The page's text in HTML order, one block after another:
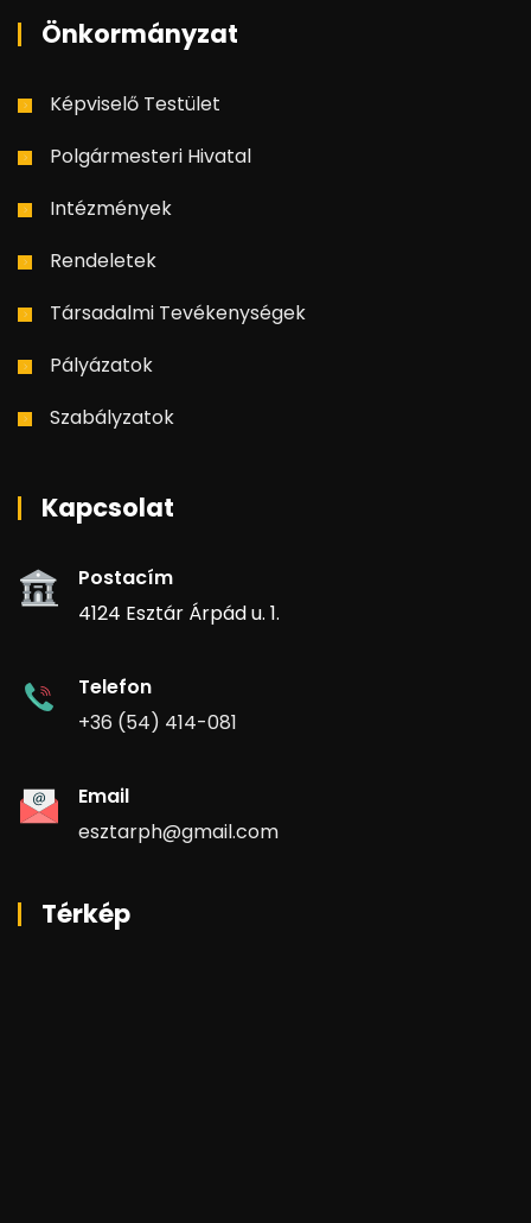
Önkormányzat
Képviselő Testület
Polgármesteri Hivatal
Intézmények
Rendeletek
Társadalmi Tevékenységek
Pályázatok
Szabályzatok
Kapcsolat
Postacím
4124 Esztár Árpád u. 1.
Telefon
+36 (54) 414-081
Email
esztarph@gmail.com
Térkép